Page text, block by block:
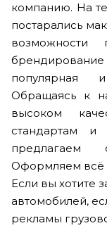
компанию. На
постарались
возможности
популярная
Обращаясь к
высоком
стандартам
предлагаем
Оформляем всё
Если вы хотите
автомобилей,
рекламы